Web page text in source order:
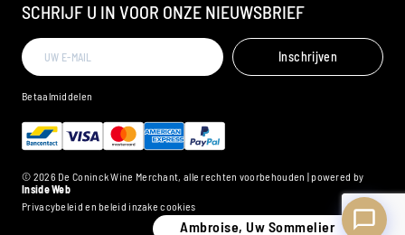
SCHRIJF U IN VOOR ONZE NIEUWSBRIEF
Inschrijven
Betaalmiddelen
© 2026 De Coninck Wine Merchant, alle rechten voorbehouden | powered by
Inside Web
Privacybeleid en beleid inzake cookies
Ambroise, Uw Sommelier